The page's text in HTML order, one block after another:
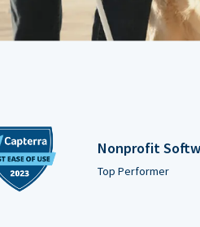
Nonprofit
Top Performer